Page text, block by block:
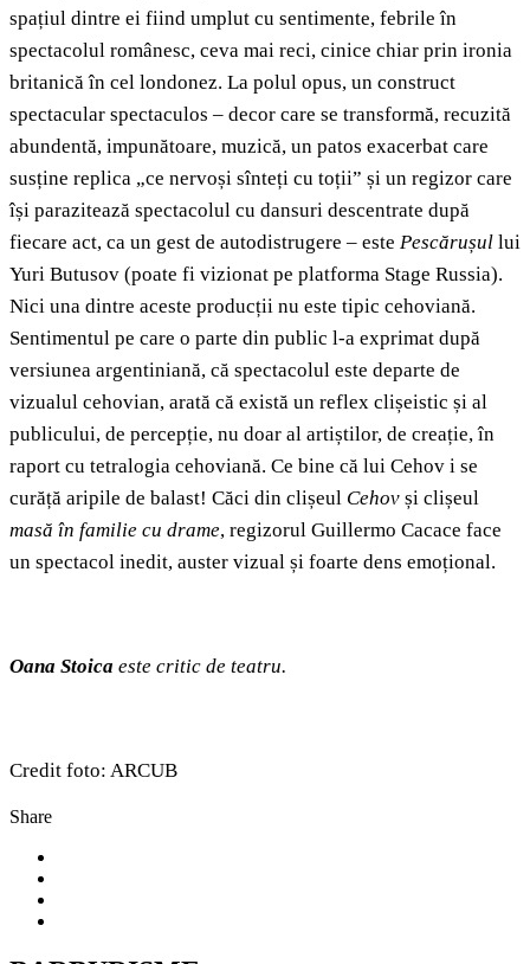
spațiul dintre ei fiind umplut cu sentimente, febrile în
spectacolul românesc, ceva mai reci, cinice chiar prin ironia
britanică în cel londonez. La polul opus, un construct
spectacular spectaculos – decor care se transformă, recuzită
abundentă, impunătoare, muzică, un patos exacerbat care
susține replica „ce nervoși sînteți cu toții” și un regizor care
își parazitează spectacolul cu dansuri descentrate după
fiecare act, ca un gest de autodistrugere – este Pescărușul lui
Yuri Butusov (poate fi vizionat pe platforma Stage Russia).
Nici una dintre aceste producții nu este tipic cehoviană.
Sentimentul pe care o parte din public l-a exprimat după
versiunea argentiniană, că spectacolul este departe de
vizualul cehovian, arată că există un reflex clișeistic și al
publicului, de percepție, nu doar al artiștilor, de creație, în
raport cu tetralogia cehoviană. Ce bine că lui Cehov i se
curăță aripile de balast! Căci din clișeul Cehov și clișeul
masă în familie cu drame, regizorul Guillermo Cacace face
un spectacol inedit, auster vizual și foarte dens emoțional.
Oana Stoica este critic de teatru.
Credit foto: ARCUB
Share